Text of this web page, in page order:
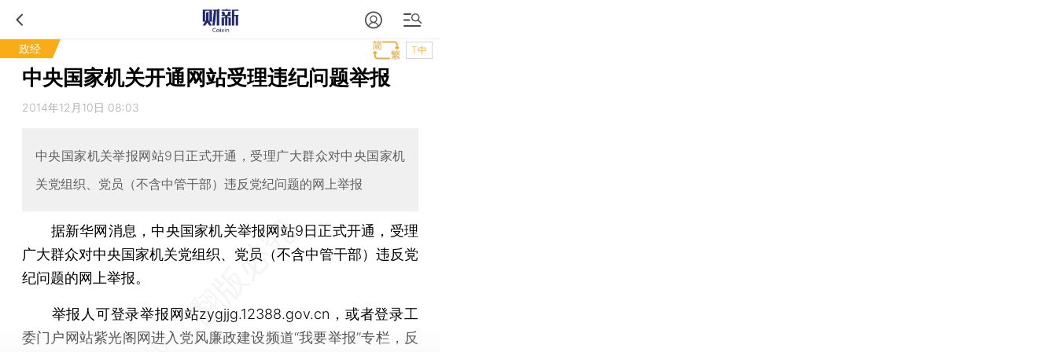
政经 T中
中央国家机关开通网站受理违纪问题举报
2014年12月10日 08:03
中央国家机关举报网站9日正式开通，受理广大群众对中央国家机
关党组织、党员（不含中管干部）违反党纪问题的网上举报
据新华网消息，中央国家机关举报网站9日正式开通，受理
广大群众对中央国家机关党组织、党员（不含中管干部）违反党
纪问题的网上举报。
举报人可登录举报网站zygjjg.12388.gov.cn，或者登录工
委门户网站紫光阁网进入党风廉政建设频道“我要举报”专栏，反